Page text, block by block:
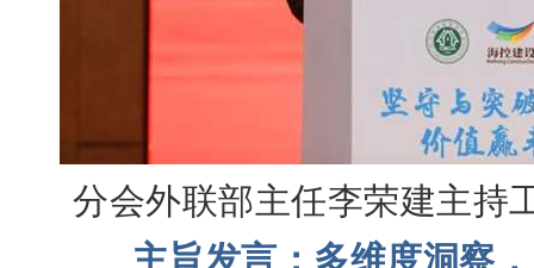
分会外联部主任李荣建主持
主旨发言：多维度洞察